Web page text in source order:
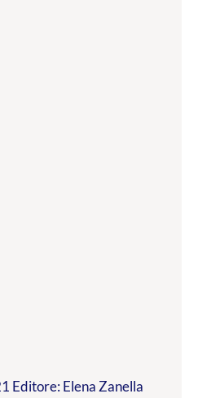
Editore: Elena Zanella